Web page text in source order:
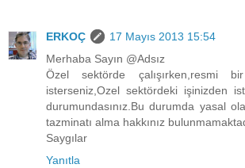
ERKOÇ
17 Mayıs 2013 15:54
Merhaba Sayın @Adsız
Özel sektörde çalışırken,resmi
isterseniz,Ozel sektördeki işinizden
durumundasınız.Bu durumda yasal
tazminatı alma hakkınız
Saygılar
Yanıtla